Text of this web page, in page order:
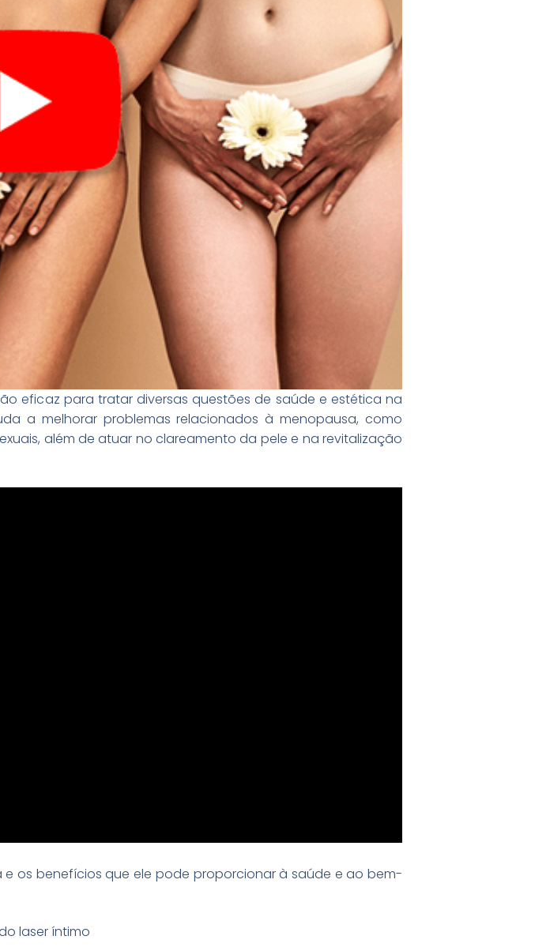
eficaz para tratar diversas questões de saúde e estética na
a melhorar problemas relacionados à menopausa, como
além de atuar no clareamento da pele e na revitalização
os benefícios que ele pode proporcionar à saúde e ao bem-
laser íntimo